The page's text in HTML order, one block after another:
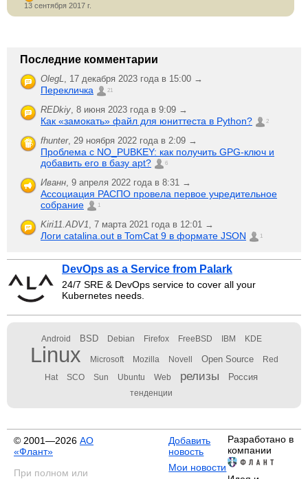
13 сентября 2017 г.
Последние комментарии
OlegL, 17 декабря 2023 года в 15:00 →
Перекличка 21
REDkiy, 8 июня 2023 года в 9:09 →
Как «замокать» файл для юниттеста в Python? 2
fhunter, 29 ноября 2022 года в 2:09 →
Проблема с NO_PUBKEY: как получить GPG-ключ и
добавить его в базу apt?
6
Иванн, 9 апреля 2022 года в 8:31 →
Ассоциация РАСПО провела первое учредительное
собрание
1
Kiri11.ADV1, 7 марта 2021 года в 12:01 →
Логи catalina.out в TomCat 9 в формате JSON 1
DevOps as a Service from Palark
24/7 SRE & DevOps service to cover all your
Kubernetes needs.
Android BSD Debian Firefox FreeBSD IBM KDE
Linux Microsoft Mozilla Novell Open Source Red
Hat SCO Sun Ubuntu Web релизы Россия
тенденции
© 2001—2026 АО
«Флант»
При полном или
Добавить
новость
Мои новости
Разработано в
компании